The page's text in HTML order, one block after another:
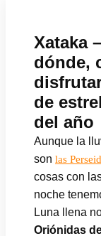
Xataka
dónde,
de
del año
Aunque la
son las
cosas con
noche
Luna llena
Oriónidas